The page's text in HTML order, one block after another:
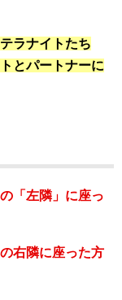
ラナイトたち
とパートナーに
「左隣」に座っ
右隣に座った方